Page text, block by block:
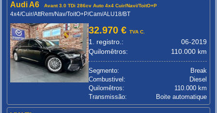
Audi A6 Avant 3.0 TDi 286cv Auto 4x4 Cuir/Navi/ToitO+P
4x4/Cuir/AttRem/Nav/ToitO+P/Cam/ALU18/BT
32.970 €TVA C.
1. registro.:
06-2019
Quilomêtros:
110.000 km
Segmento:
Break
Combustivel:
Diesel
Quilomêtros:
110.000 km
Transmissão:
Boite automatique